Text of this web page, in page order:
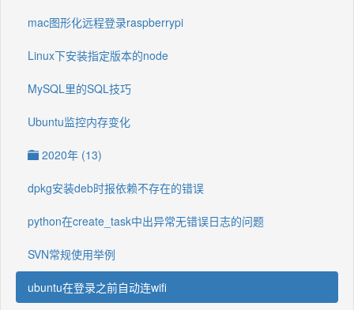
mac图形化远程登录raspberrypi
Linux下安装指定版本的node
MySQL里的SQL技巧
Ubuntu监控内存变化
2020年 (13)
dpkg安装deb时报依赖不存在的错误
python在create_task中出异常无错误日志的问题
SVN常规使用举例
ubuntu在登录之前自动连wifi